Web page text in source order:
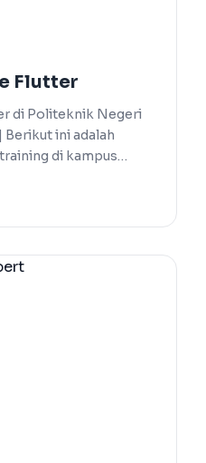
Flutter
di Politeknik Negeri
ini adalah
di kampus…